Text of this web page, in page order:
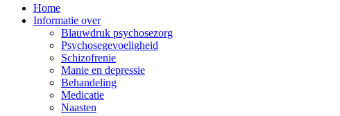
Main
Navigation
Home
Informatie over
Blauwdruk psychosezorg
Psychosegevoeligheid
Schizofrenie
Manie en depressie
Behandeling
Medicatie
Naasten